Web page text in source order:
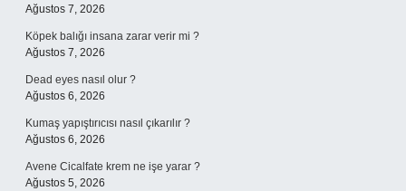
Ağustos 7, 2026
Köpek balığı insana zarar verir mi ?
Ağustos 7, 2026
Dead eyes nasıl olur ?
Ağustos 6, 2026
Kumaş yapıştırıcısı nasıl çıkarılır ?
Ağustos 6, 2026
Avene Cicalfate krem ne işe yarar ?
Ağustos 5, 2026